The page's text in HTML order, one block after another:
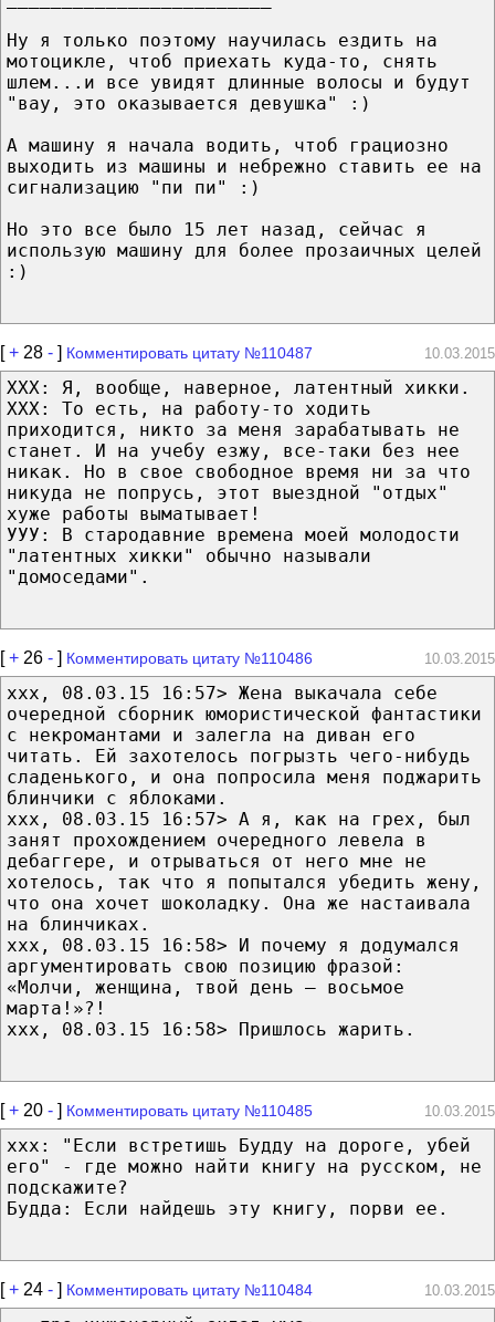
Ну я только поэтому научилась ездить на
мотоцикле, чтоб приехать куда-то, снять
шлем...и все увидят длинные волосы и будут
"вау, это оказывается девушка" :)
А машину я начала водить, чтоб грациозно
выходить из машины и небрежно ставить ее на
сигнализацию "пи пи" :)
Но это все было 15 лет назад, сейчас я
использую машину для более прозаичных целей
:)
[+ 28 - ] Комментировать цитату №110487 10.03.2015
ХХХ: Я, вообще, наверное, латентный хикки.
ХХХ: То есть, на работу-то ходить
приходится, никто за меня зарабатывать не
станет. И на учебу езжу, все-таки без нее
никак. Но в свое свободное время ни за что
никуда не попрусь, этот выездной "отдых"
хуже работы выматывает!
УУУ: В стародавние времена моей молодости
"латентных хикки" обычно называли
"домоседами".
[+ 26 - ] Комментировать цитату №110486 10.03.2015
xxx, 08.03.15 16:57> Жена выкачала себе
очередной сборник юмористической фантастики
с некромантами и залегла на диван его
читать. Ей захотелось погрызть чего-нибудь
сладенького, и она попросила меня поджарить
блинчики с яблоками.
xxx, 08.03.15 16:57> А я, как на грех, был
занят прохождением очередного левела в
дебаггере, и отрываться от него мне не
хотелось, так что я попытался убедить жену,
что она хочет шоколадку. Она же настаивала
на блинчиках.
xxx, 08.03.15 16:58> И почему я додумался
аргументировать свою позицию фразой:
«Молчи, женщина, твой день — восьмое
марта!»?!
xxx, 08.03.15 16:58> Пришлось жарить.
[+ 20 - ] Комментировать цитату №110485 10.03.2015
ххх: "Если встретишь Будду на дороге, убей
его" - где можно найти книгу на русском, не
подскажите?
Будда: Если найдешь эту книгу, порви ее.
[+ 24 - ] Комментировать цитату №110484 10.03.2015